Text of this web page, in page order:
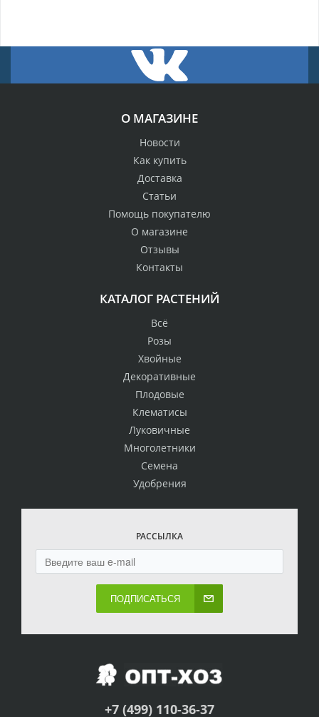
О МАГАЗИНЕ
Новости
Как купить
Доставка
Статьи
Помощь покупателю
О магазине
Отзывы
Контакты
КАТАЛОГ РАСТЕНИЙ
Всё
Розы
Хвойные
Декоративные
Плодовые
Клематисы
Луковичные
Многолетники
Семена
Удобрения
РАССЫЛКА
ПОДПИСАТЬСЯ
+7 (499) 110-36-37